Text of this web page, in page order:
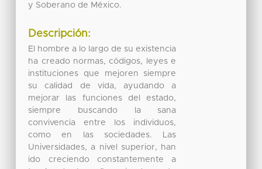
y Soberano de México.
Descripción:
El hombre a lo largo de su existencia
ha creado normas, códigos, leyes e
instituciones que mejoren siempre
su calidad de vida, ayudando a
mejorar las funciones del estado,
siempre buscando la sana
convivencia entre los individuos,
como en las sociedades. Las
Universidades, a nivel superior, han
ido creciendo constantemente a